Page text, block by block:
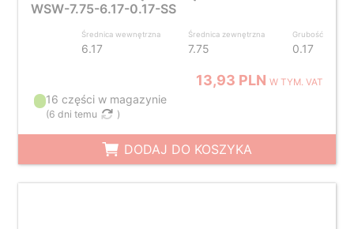
WSW-7.75-6.17-0.17-SS
Średnica wewnętrzna
6.17
Średnica zewnętrzna
7.75
Grubość
0.17
13,93 PLNW TYM. VAT
16 części w magazynie
(6 dni temu )
DODAJ DO KOSZYKA